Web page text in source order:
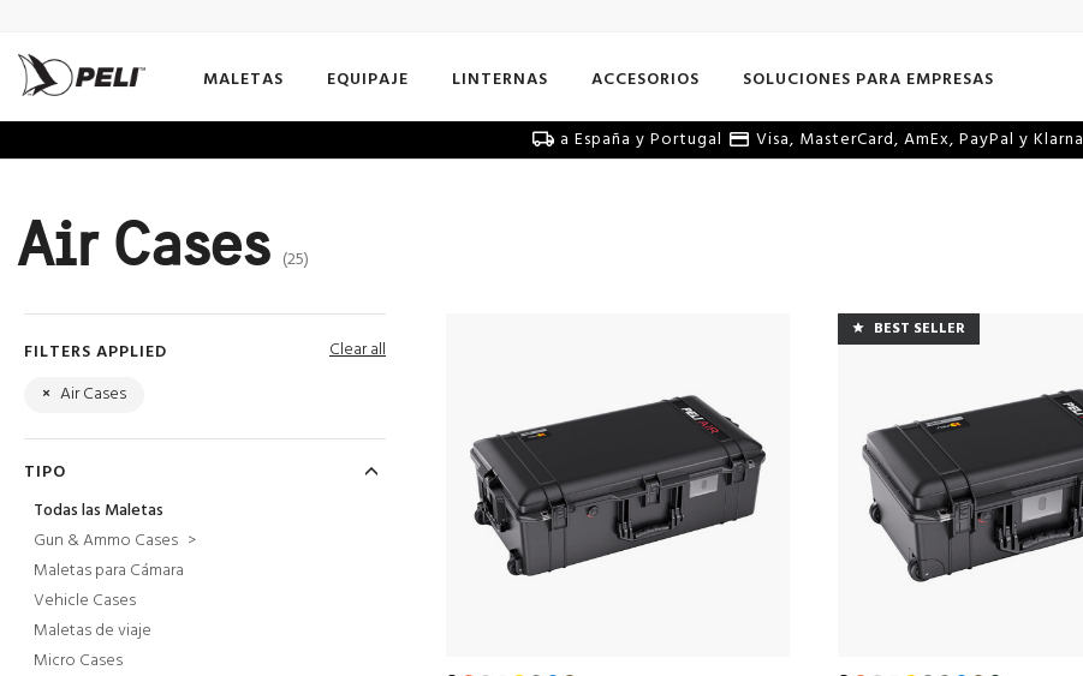
MALETAS EQUIPAJE LINTERNAS ACCESORIOS SOLUCIONES PARA EMPRESAS
a España y Portugal Visa, MasterCard, AmEx, PayPal y Klarna
Air Cases (25)
FILTERS APPLIED
Clear all
× Air Cases
TIPO
Todas las Maletas
Gun & Ammo Cases >
Maletas para Cámara
Vehicle Cases
Maletas de viaje
Micro Cases
BEST SELLER